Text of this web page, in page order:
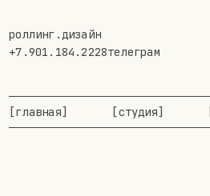
роллинг.дизайн
+7.901.184.2228телеграм
[главная] [студия]